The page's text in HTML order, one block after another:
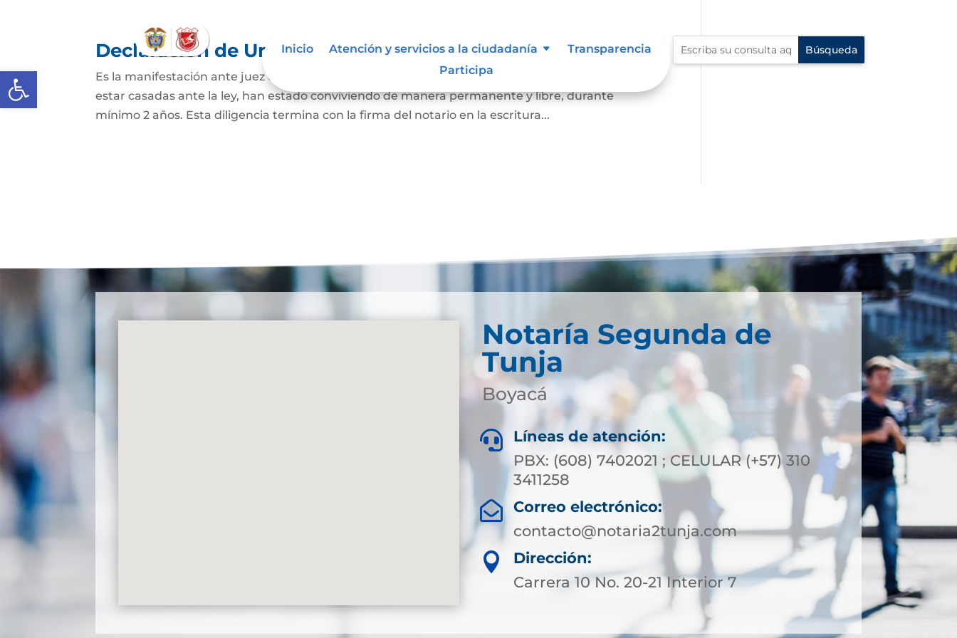
Abrir barra de herramientas
Inicio Atención y servicios a la ciudadanía
Transparencia
Participa
Declaración de Unión Marital de Hecho
Es la manifestación ante juez o notario de la existencia de la unión entre dos personas que, sin
estar casadas ante la ley, han estado conviviendo de manera permanente y libre, durante
mínimo 2 años. Esta diligencia termina con la firma del notario en la escritura...
Notaría Segunda de
Tunja
Boyacá

Líneas de atención:
PBX: (608) 7402021 ; CELULAR (+57) 310
3411258

Correo electrónico:
contacto@notaria2tunja.com

Dirección:
Carrera 10 No. 20-21 Interior 7